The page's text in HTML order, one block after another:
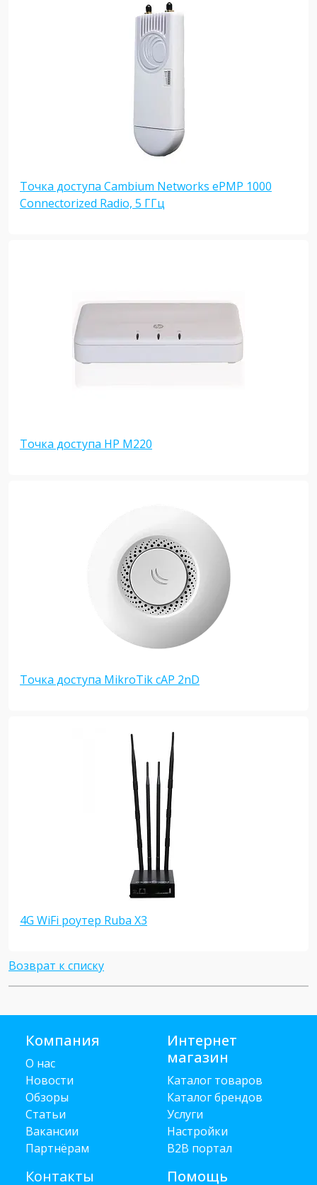
Точка доступа Cambium Networks ePMP 1000
Connectorized Radio, 5 ГГц
Точка доступа HP M220
Точка доступа MikroTik cAP 2nD
4G WiFi роутер Ruba X3
Возврат к списку
Компания
О нас
Новости
Обзоры
Статьи
Вакансии
Партнёрам
Контакты
Интернет
магазин
Каталог товаров
Каталог брендов
Услуги
Настройки
B2B портал
Помощь